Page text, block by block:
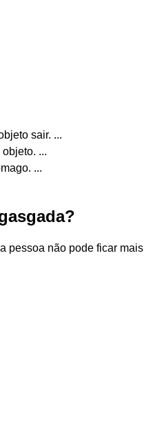
sair. ...
...
...
pessoa não pode ficar mais